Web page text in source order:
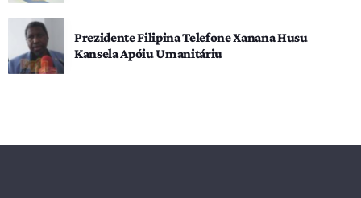
Prezidente Filipina Telefone Xanana Husu
Kansela Apóiu Umanitáriu